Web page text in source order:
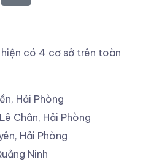
có 4 cơ sở trên toàn
Hải Phòng
Chân, Hải Phòng
Hải Phòng
Ninh